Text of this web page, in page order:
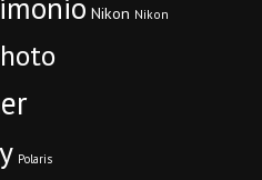
Nikon Nikon
Polaris